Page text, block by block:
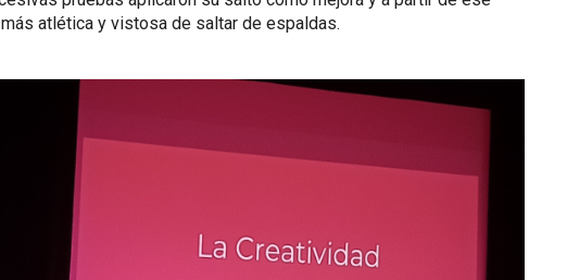
atlética y vistosa de saltar de espaldas.